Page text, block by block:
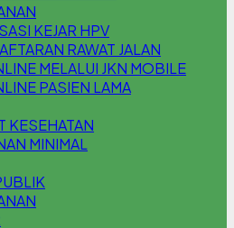
KEJAR HPV
RAWAT JALAN
MELALUI JKN MOBILE
PASIEN LAMA
KESEHATAN
MINIMAL